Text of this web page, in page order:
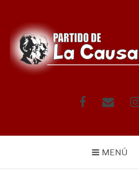
contenido
FacebookCorreo
MENÚ